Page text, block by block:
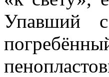
Упавший